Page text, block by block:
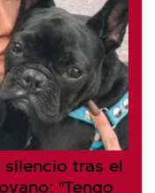
tras el
"Tengo